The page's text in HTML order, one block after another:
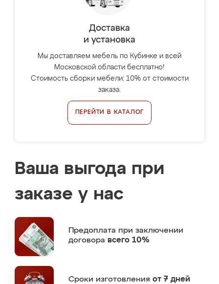
Доставка
и установка
Мы доставляем мебель по Кубинке и всей
Московской области бесплатно!
Стоимость сборки мебели: 10% от стоимости
заказа.
ПЕРЕЙТИ В КАТАЛОГ
Ваша выгода при
заказе у нас
Предоплата при заключении
договора всего 10%
Сроки изготовления от 7 дней